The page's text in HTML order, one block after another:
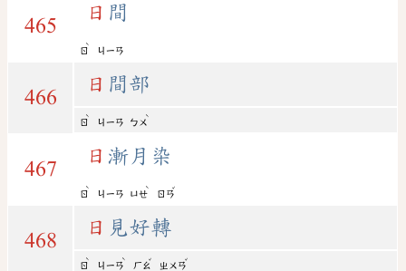
465
日 間
ㄖ
ˋ
ㄐㄧㄢ
466
日 間部
ㄖ
ˋ
ㄐㄧㄢ ㄅㄨ
ˋ
467
日 漸月染
ㄖ
ˋ
ㄐㄧㄢ ㄩㄝ
ˋ
ㄖㄢ
ˇ
468
日 見好轉
ㄖ
ˋ
ㄐㄧㄢ
ˋ
ㄏㄠ
ˇ
ㄓㄨㄢ
ˇ